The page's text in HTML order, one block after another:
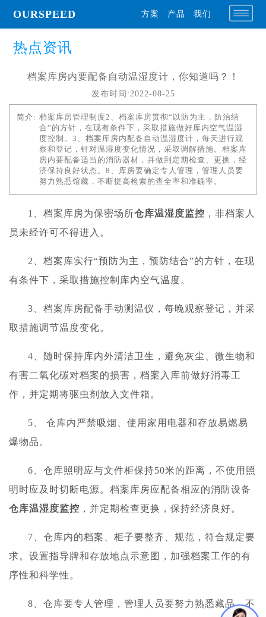
OURSPEED 方案 产品 我们
热点资讯
档案库房内要配备自动温湿度计，你知道吗？！
发布时间:2022-08-25
简介: 档案库房管理制度2、档案库房贯彻“以防为主，防治结
合”的方针，在现有条件下，采取措施做好库内空气温湿
度控制。3、档案库房内配备自动温湿度计，每天进行观
察和登记，针对温湿度变化情况，采取调解措施。档案库
房内要配备适当的消防器材，并做到定期检查、更换，经
济保持良好状态。8、库房要确定专人管理，管理人员要
努力熟悉馆藏，不断提高检索的查全率和准确率。
1、档案库房为保密场所仓库温湿度监控 ，非档案人
员未经许可不得进入。
2、档案库实行“预防为主，预防结合”的方针，在现
有条件下，采取措施控制库内空气温度。
3、档案库房配备手动测温仪，每晚观察登记，并采
取措施调节温度变化。
4、随时保持库内外清洁卫生，避免灰尘、微生物和
有害二氧化碳对档案的损害，档案入库前做好消毒工
作，并定期将驱虫剂放入文件箱。
5、 仓库内严禁吸烟、使用家用电器和存放易燃易
爆物品。
6、仓库照明应与文件柜保持50米的距离，不使用照
明时应及时切断电源。档案库房应配备相应的消防设备
仓库温湿度监控 ，并定期检查更换，保持经济良好。
7、仓库内的档案、柜子要整齐、规范，符合规定要
求。设置指导牌和存放地点示意图，加强档案工作的有
序性和科学性。
8、仓库要专人管理，管理人员要努力熟悉藏品，不